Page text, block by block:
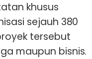
khusus
sejauh 380
tersebut
maupun bisnis.